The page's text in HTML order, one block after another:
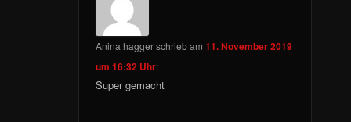
Anina haggerschriebam11. November 2019
um 16:32 Uhr:
Super gemacht